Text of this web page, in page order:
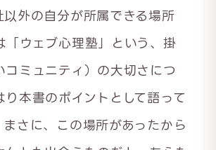
以外の自分が所属できる場所
「ウェブ心理塾」という、掛
コミュニティ）の大切さにつ
り本書のポイントとして語って
まさに、この場所があったから